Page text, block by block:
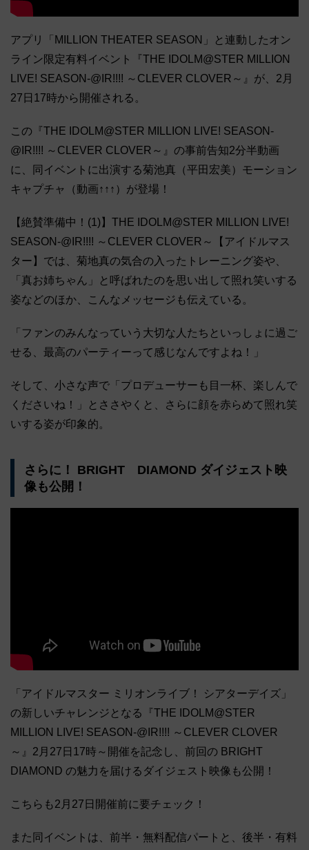
アプリ「MILLION THEATER SEASON」と連動したオン
ライン限定有料イベント『THE IDOLM@STER MILLION
LIVE! SEASON-@IR!!!! ～CLEVER CLOVER～』が、2月
27日17時から開催される。
この『THE IDOLM@STER MILLION LIVE! SEASON-
@IR!!!! ～CLEVER CLOVER～』の事前告知2分半動画
に、同イベントに出演する菊池真（平田宏美）モーション
キャプチャ（動画↑↑↑）が登場！
【絶賛準備中！(1)】THE IDOLM@STER MILLION LIVE!
SEASON-@IR!!!! ～CLEVER CLOVER～【アイドルマス
ター】では、菊地真の気合の入ったトレーニング姿や、
「真お姉ちゃん」と呼ばれたのを思い出して照れ笑いする
姿などのほか、こんなメッセージも伝えている。
「ファンのみんなっていう大切な人たちといっしょに過ご
せる、最高のパーティーって感じなんですよね！」
そして、小さな声で「プロデューサーも目一杯、楽しんで
くださいね！」とささやくと、さらに顔を赤らめて照れ笑
いする姿が印象的。
さらに！ BRIGHT DIAMOND ダイジェスト映
像も公開！
「アイドルマスター ミリオンライブ！ シアターデイズ」
の新しいチャレンジとなる『THE IDOLM@STER
MILLION LIVE! SEASON-@IR!!!! ～CLEVER CLOVER
～』2月27日17時～開催を記念し、前回の BRIGHT
DIAMOND の魅力を届けるダイジェスト映像も公開！
こちらも2月27日開催前に要チェック！
また同イベントは、前半・無料配信パートと、後半・有料